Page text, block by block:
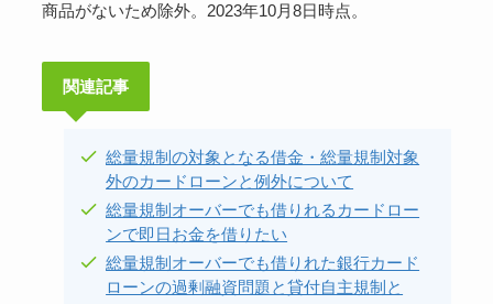
商品がないため除外。2023年10月8日時点。
関連記事
総量規制の対象となる借金・総量規制対象
外のカードローンと例外について
総量規制オーバーでも借りれるカードロー
ンで即日お金を借りたい
総量規制オーバーでも借りれた銀行カード
ローンの過剰融資問題と貸付自主規制と